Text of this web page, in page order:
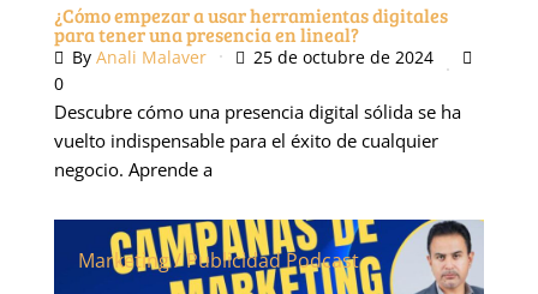
¿Cómo empezar a usar herramientas digitales
para tener una presencia en lineal?
By Anali Malaver
25 de octubre de 2024
0
Descubre cómo una presencia digital sólida se ha
vuelto indispensable para el éxito de cualquier
negocio. Aprende a
Marketing / PublicidadPodcast